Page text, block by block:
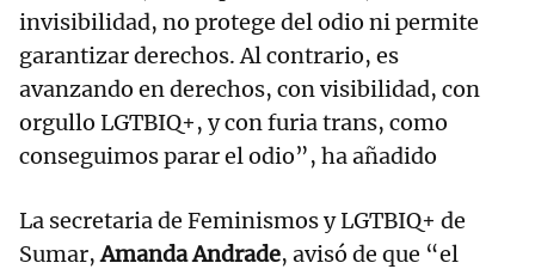
invisibilidad, no protege del odio ni permite
garantizar derechos. Al contrario, es
avanzando en derechos, con visibilidad, con
orgullo LGTBIQ+, y con furia trans, como
conseguimos parar el odio”, ha añadido
La secretaria de Feminismos y LGTBIQ+ de
Sumar,Amanda Andrade, avisó de que “el